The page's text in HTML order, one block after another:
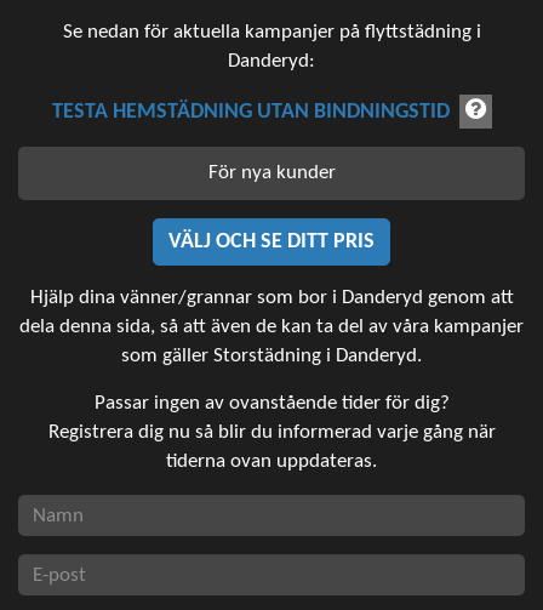
Se nedan för aktuella kampanjer på flyttstädning i
Danderyd:
TESTA HEMSTÄDNING UTAN BINDNINGSTID
För nya kunder
VÄLJ OCH SE DITT PRIS
Hjälp dina vänner/grannar som bor i Danderyd genom att
dela denna sida, så att även de kan ta del av våra kampanjer
som gäller Storstädning i Danderyd.
Passar ingen av ovanstående tider för dig?
Registrera dig nu så blir du informerad varje gång när
tiderna ovan uppdateras.